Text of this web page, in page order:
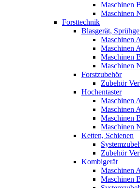
Maschinen
Maschinen
Forsttechnik
Blasgerät,
Maschinen
Maschinen
Maschinen
Maschinen
Forstzubehör
Zubehör
Hochentaster
Maschinen
Maschinen
Maschinen
Maschinen
Ketten, Schienen
Zubehör
Kombigerät
Maschinen
Maschinen